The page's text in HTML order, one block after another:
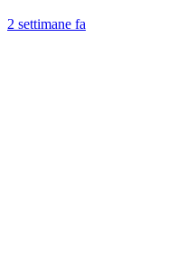
2 settimane fa